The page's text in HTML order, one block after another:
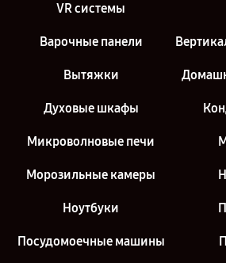
VR системы
Варочные панели
Вытяжки
Духовые шкафы
Микроволновые печи
Морозильные камеры
Ноутбуки
Посудомоечные машины